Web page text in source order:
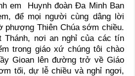
em Huynh đoàn Đa Minh Ban
để mọi người cùng dâng lời
phượng Thiên Chúa sớm chiều.
Thánh, nơi an nghỉ của các tín
trong giáo xứ chúng tôi chào
Gioan lên đường trở về Giáo
tối, dự lễ chiều và nghỉ ngơi,